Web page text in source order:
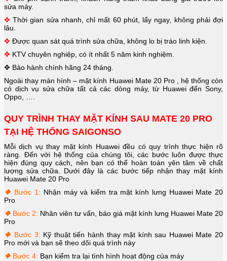
sửa máy.
✥ Thời gian sửa nhanh, chỉ mất 60 phút, lấy ngay, không phải đợi
lâu.
✥ Được quan sát quá trình sửa chữa, không lo bị tráo linh kiện.
✥ KTV chuyên nghiệp, có ít nhất 5 năm kinh nghiệm.
✥ Bảo hành chính hãng 24 tháng.
Ngoài thay màn hình – mặt kính Huawei Mate 20 Pro , hệ thống còn
có dịch vụ sửa chữa tất cả các dòng máy, từ Huawei đến Sony,
Oppo, ….
QUY TRÌNH THAY MẶT KÍNH SAU MATE 20 PRO
TẠI HỆ THỐNG SAIGONSO
Mỗi dịch vụ thay mặt kính Huawei đều có quy trình thực hiện rõ
ràng. Đến với hệ thống của chúng tôi, các bước luôn được thực
hiện đúng quy cách, nên bạn có thể hoàn toàn yên tâm về chất
lượng sửa chữa. Dưới đây là các bước tiếp nhận thay mặt kính
Huawei Mate 20 Pro
❖ Bước 1: Nhận máy và kiểm tra mặt kính lưng Huawei Mate 20
Pro
❖ Bước 2: Nhân viên tư vấn, báo giá mặt kính lưng Huawei Mate 20
Pro
❖ Bước 3: Kỹ thuật tiến hành thay mặt kính sau Huawei Mate 20
Pro mới và bạn sẽ theo dõi quá trình này
❖ Bước 4: Bạn kiểm tra lại tình hình hoạt động của máy